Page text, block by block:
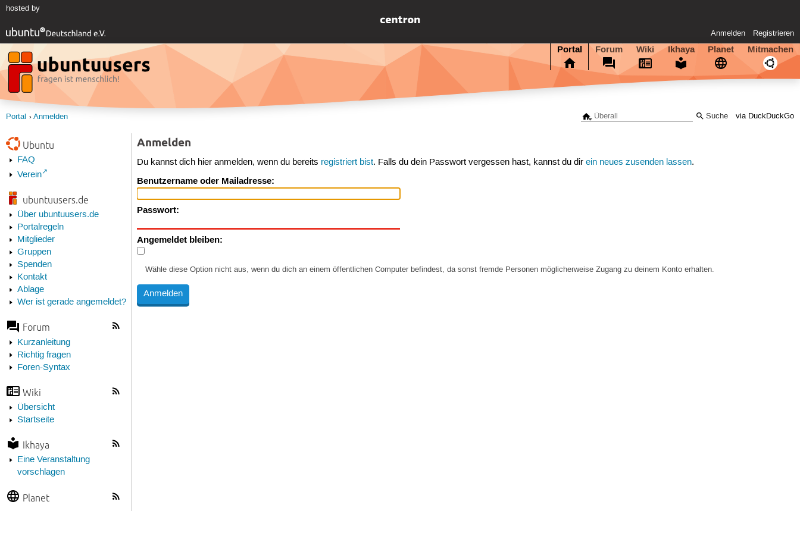
hosted by
Anmelden Registrieren
Portal Forum Wiki Ikhaya Planet Mitmachen
via DuckDuckGo
Portal Anmelden
Ubuntu
FAQ
Verein
ubuntuusers.de
Über ubuntuusers.de
Portalregeln
Mitglieder
Gruppen
Spenden
Kontakt
Ablage
Wer ist gerade angemeldet?
Forum
Kurzanleitung
Richtig fragen
Foren-Syntax
Wiki
Übersicht
Startseite
Ikhaya
Eine Veranstaltung
vorschlagen
Planet
Anmelden
Du kannst dich hier anmelden, wenn du bereits registriert bist. Falls du dein Passwort vergessen hast, kannst du direin neues zusenden lassen.
Benutzername oder Mailadresse:
Passwort:
Angemeldet bleiben:
Wähle diese Option nicht aus, wenn du dich an einem öffentlichen Computer befindest, da sonst fremde Personen möglicherweise Zugang zu deinem Konto erhalten.